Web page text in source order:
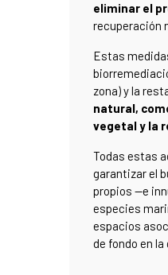
eliminar el
recuperación
Estas
zona) y la
natural,
vegetal y la
Todas estas
garantizar el
propios —e
especies
espacios
de fondo en